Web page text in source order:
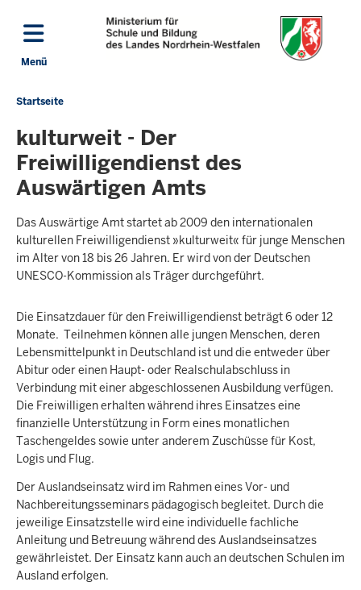
Direkt zum Inhalt
Menü
Sie
sich
hier
Startseite
kulturweit - Der
Freiwilligendienst des
Auswärtigen Amts
Das Auswärtige Amt startet ab 2009 den internationalen
kulturellen Freiwilligendienst »kulturweit« für junge Menschen
im Alter von 18 bis 26 Jahren. Er wird von der Deutschen
UNESCO-Kommission als Träger durchgeführt.
Die Einsatzdauer für den Freiwilligendienst beträgt 6 oder 12
Monate. Teilnehmen können alle jungen Menschen, deren
Lebensmittelpunkt in Deutschland ist und die entweder über
Abitur oder einen Haupt- oder Realschulabschluss in
Verbindung mit einer abgeschlossenen Ausbildung verfügen.
Die Freiwilligen erhalten während ihres Einsatzes eine
finanzielle Unterstützung in Form eines monatlichen
Taschengeldes sowie unter anderem Zuschüsse für Kost,
Logis und Flug.
Der Auslandseinsatz wird im Rahmen eines Vor- und
Nachbereitungsseminars pädagogisch begleitet. Durch die
jeweilige Einsatzstelle wird eine individuelle fachliche
Anleitung und Betreuung während des Auslandseinsatzes
gewährleistet. Der Einsatz kann auch an deutschen Schulen im
Ausland erfolgen.